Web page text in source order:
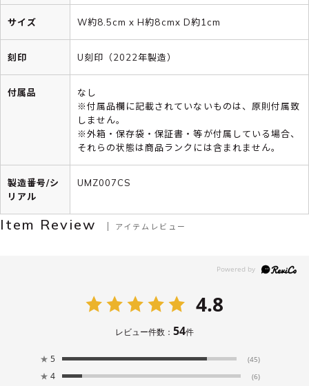
サイズ W約8.5cm x H約8cmx D約1cm
刻印 U刻印（2022年製造）
付属品
なし
※付属品欄に記載されていないものは、原則付属致
しません。
※外箱・保存袋・保証書・等が付属している場合、
それらの状態は商品ランクには含まれません。
製造番号/シ
リアル
UMZ007CS
Item Review アイテムレビュー
4.8
レビュー件数： 54件
★ 5 (45)
★ 4 (6)